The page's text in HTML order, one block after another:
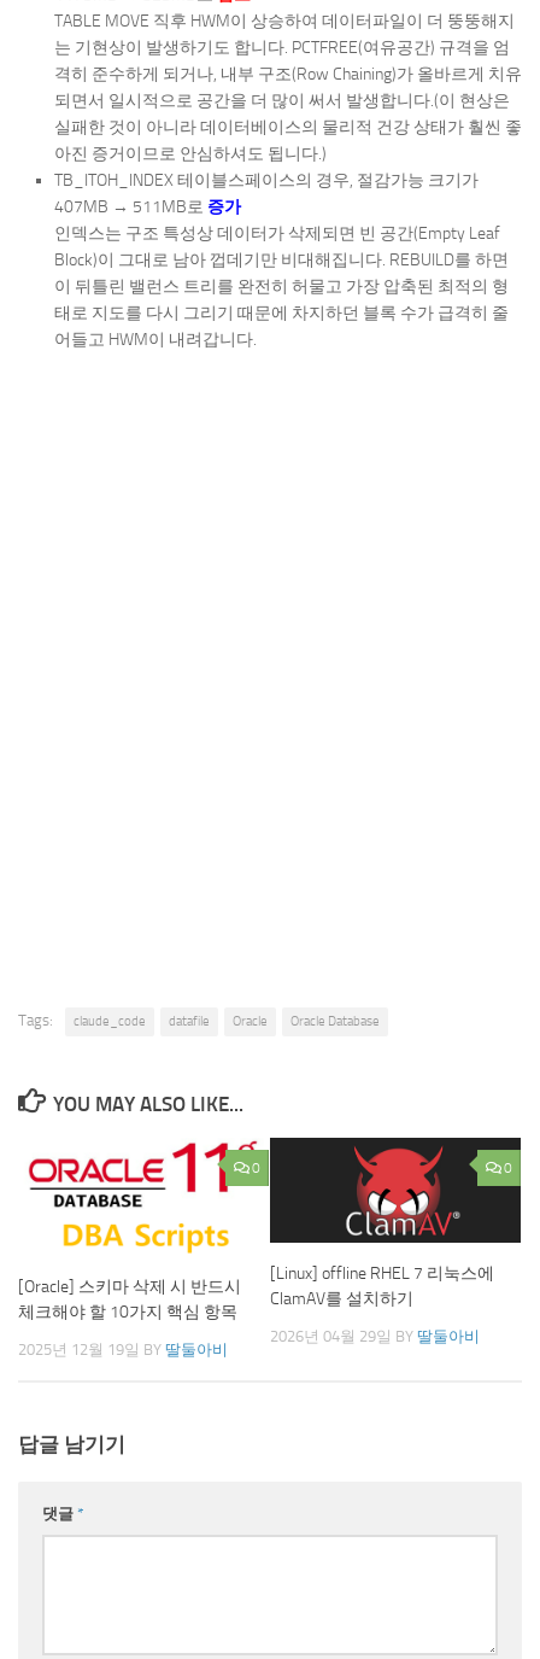
TABLE MOVE 직후 HWM이 상승하여 데이터파일이 더 뚱뚱해지
는 기현상이 발생하기도 합니다. PCTFREE(여유공간) 규격을 엄
격히 준수하게 되거나, 내부 구조(Row Chaining)가 올바르게 치유
되면서 일시적으로 공간을 더 많이 써서 발생합니다.(이 현상은
실패한 것이 아니라 데이터베이스의 물리적 건강 상태가 훨씬 좋
아진 증거이므로 안심하셔도 됩니다.)
TB_ITOH_INDEX 테이블스페이스의 경우, 절감가능 크기가
407MB → 511MB로 증가
인덱스는 구조 특성상 데이터가 삭제되면 빈 공간(Empty Leaf
Block)이 그대로 남아 껍데기만 비대해집니다. REBUILD를 하면
이 뒤틀린 밸런스 트리를 완전히 허물고 가장 압축된 최적의 형
태로 지도를 다시 그리기 때문에 차지하던 블록 수가 급격히 줄
어들고 HWM이 내려갑니다.
Tags: claude_code datafile Oracle Oracle Database
YOU MAY ALSO LIKE...
0
[Oracle] 스키마 삭제 시 반드시
체크해야 할 10가지 핵심 항목
2025년 12월 19일 BY 딸둘아비
0
[Linux] offline RHEL 7 리눅스에
ClamAV를 설치하기
2026년 04월 29일 BY 딸둘아비
답글 남기기
댓글 *